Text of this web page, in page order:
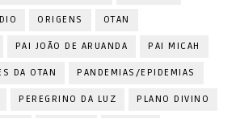
ORIGENS OTAN
PAI JOÃO DE ARUANDA PAI MICAH
DA OTAN PANDEMIAS/EPIDEMIAS
PEREGRINO DA LUZ PLANO DIVINO